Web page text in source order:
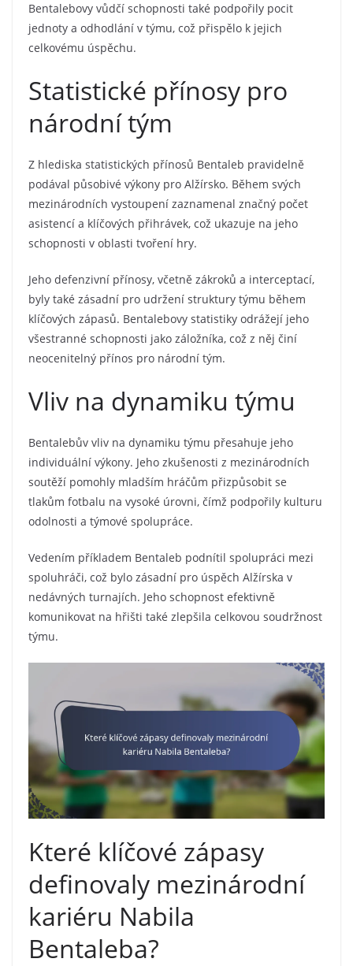
Bentalebovy vůdčí schopnosti také podpořily pocit
jednoty a odhodlání v týmu, což přispělo k jejich
celkovému úspěchu.
Statistické přínosy pro
národní tým
Z hlediska statistických přínosů Bentaleb pravidelně
podával působivé výkony pro Alžírsko. Během svých
mezinárodních vystoupení zaznamenal značný počet
asistencí a klíčových přihrávek, což ukazuje na jeho
schopnosti v oblasti tvoření hry.
Jeho defenzivní přínosy, včetně zákroků a interceptací,
byly také zásadní pro udržení struktury týmu během
klíčových zápasů. Bentalebovy statistiky odrážejí jeho
všestranné schopnosti jako záložníka, což z něj činí
neocenitelný přínos pro národní tým.
Vliv na dynamiku týmu
Bentalebův vliv na dynamiku týmu přesahuje jeho
individuální výkony. Jeho zkušenosti z mezinárodních
soutěží pomohly mladším hráčům přizpůsobit se
tlakům fotbalu na vysoké úrovni, čímž podpořily kulturu
odolnosti a týmové spolupráce.
Vedením příkladem Bentaleb podnítil spolupráci mezi
spoluhráči, což bylo zásadní pro úspěch Alžírska v
nedávných turnajích. Jeho schopnost efektivně
komunikovat na hřišti také zlepšila celkovou soudržnost
týmu.
Které klíčové zápasy
definovaly mezinárodní
kariéru Nabila
Bentaleba?